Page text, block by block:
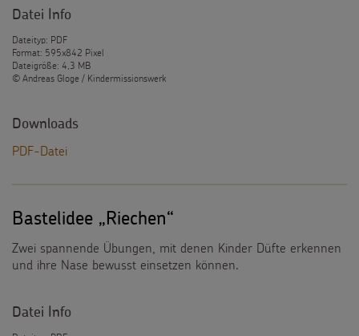
Datei Info
Dateityp: PDF
Format: 595x842 Pixel
Dateigröße: 4,3 MB
© Andreas Gloge / Kindermissionswerk
Downloads
PDF-Datei
Bastelidee „Riechen“
Zwei spannende Übungen, mit denen Kinder Düfte erkennen
und ihre Nase bewusst einsetzen können.
Datei Info